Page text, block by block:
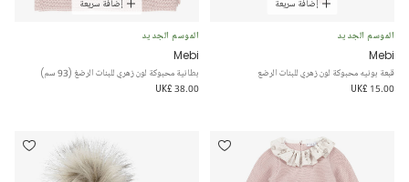
إضافة سريعة
الموسم الجديد
Mebi
قبعة بونيه محبوكة لون زهري للبنات الرضع
UK£ 15.00
إضافة سريعة
الموسم الجديد
Mebi
بطانية محبوكة لون زهري للبنات الرضغ (93 سم)
UK£ 38.00